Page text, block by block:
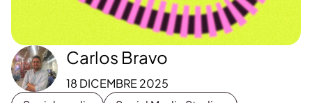
Carlos Bravo
18 DICEMBRE 2025